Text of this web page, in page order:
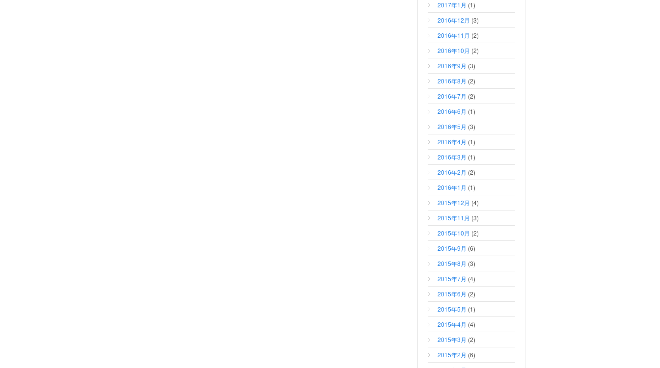
2017年1月 (1)
2016年12月 (3)
2016年11月 (2)
2016年10月 (2)
2016年9月 (3)
2016年8月 (2)
2016年7月 (2)
2016年6月 (1)
2016年5月 (3)
2016年4月 (1)
2016年3月 (1)
2016年2月 (2)
2016年1月 (1)
2015年12月 (4)
2015年11月 (3)
2015年10月 (2)
2015年9月 (6)
2015年8月 (3)
2015年7月 (4)
2015年6月 (2)
2015年5月 (1)
2015年4月 (4)
2015年3月 (2)
2015年2月 (6)